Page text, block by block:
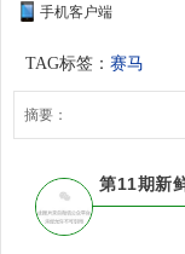
手机客户端
TAG标签： 赛马
摘要：
第11期新